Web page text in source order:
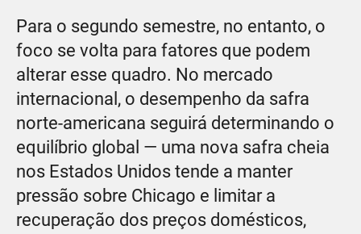
Para o segundo semestre, no entanto, o
foco se volta para fatores que podem
alterar esse quadro. No mercado
internacional, o desempenho da safra
norte-americana seguirá determinando o
equilíbrio global — uma nova safra cheia
nos Estados Unidos tende a manter
pressão sobre Chicago e limitar a
recuperação dos preços domésticos,